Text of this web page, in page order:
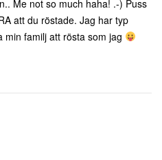
Me not so much haha! .-) Puss
att du röstade. Jag har typ
min familj att rösta som jag